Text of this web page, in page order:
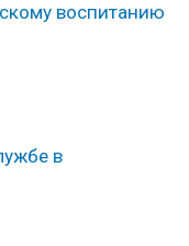
воспитанию
в